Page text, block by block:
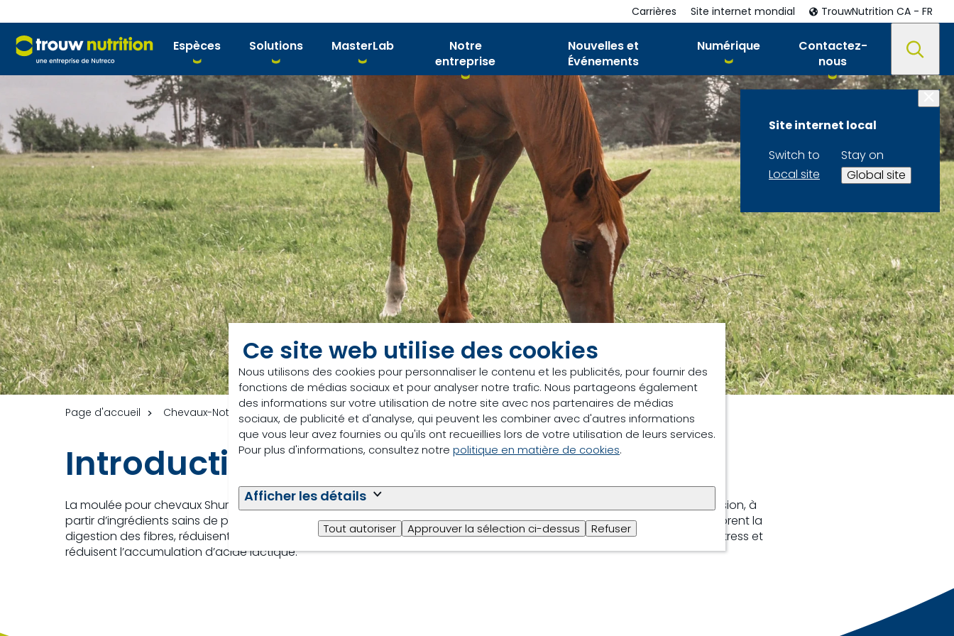
Ce site web utilise des cookies
Nous utilisons des cookies pour personnaliser le contenu et les publicités, pour fournir des
fonctions de médias sociaux et pour analyser notre trafic. Nous partageons également
des informations sur votre utilisation de notre site avec nos partenaires de médias
sociaux, de publicité et d'analyse, qui peuvent les combiner avec d'autres informations
que vous leur avez fournies ou qu'ils ont recueillies lors de votre utilisation de leurs services.
Pour plus d'informations, consultez notre politique en matière de cookies.
Afficher les détails
Tout autoriser Approuver la sélection ci-dessus Refuser
Espèces Solutions MasterLab
Notre
entreprise
Nouvelles et
Événements
Numérique
Contactez-
nous
Carrières Site internet mondial TrouwNutrition CA - FR
Site internet local
Switch to
Local site
Stay on
Global site
Page d'accueil Chevaux-Notre approche Introduction — Equiline
Introduction — Equiline
La moulée pour chevaux Shur-Gain offre le mélange idéal pour votre cheval : une moulée nutritive formulée avec précision, à
partir d’ingrédients sains de première qualité. Conçus par notre équipe d’experts en nutrition, les produits Equiline améliorent la
digestion des fibres, réduisent la dégénérescence cellulaire, renforcent le système immunitaire, réduisent les effets du stress et
réduisent l’accumulation d’acide lactique.